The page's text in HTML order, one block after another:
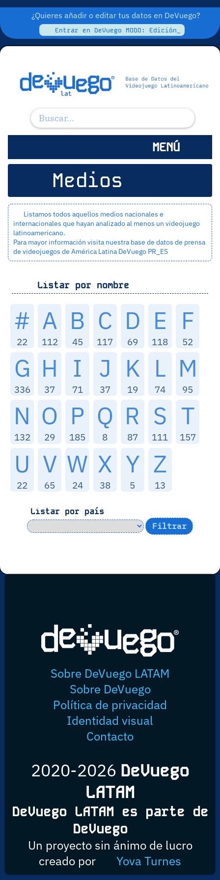
¿Quieres añadir o editar tus datos en DeVuego?
Entrar en DeVuego MODO: Edición_
MENÚ
Medios
Listamos todos aquellos medios nacionales e
internacionales que hayan analizado al menos un videojuego
latinoamericano.
Para mayor información visita nuestra base de datos de prensa
de videojuegos de América Latina DeVuego PR_ES
Listar por nombre
#
22
A
112
B
45
C
117
D
69
E
118
F
52
G
336
H
37
I
71
J
37
K
19
L
74
M
95
N
132
O
29
P
185
Q
8
R
87
S
111
T
157
U
22
V
65
W
24
X
38
Y
5
Z
13
Listar por país
Sobre DeVuego LATAM
Sobre DeVuego
Política de privacidad
Identidad visual
Contacto
2020-2026 DeVuego
LATAM
DeVuego LATAM es parte de
DeVuego
Un proyecto sin ánimo de lucro
creado por
Yova Turnes